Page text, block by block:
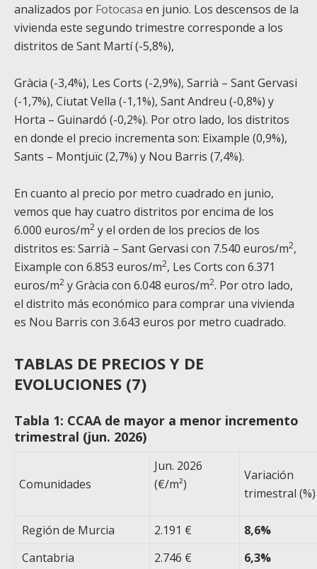
analizados por Fotocasa en junio. Los descensos de la
vivienda este segundo trimestre corresponde a los
distritos de Sant Martí (-5,8%),
Gràcia (-3,4%), Les Corts (-2,9%), Sarrià – Sant Gervasi
(-1,7%), Ciutat Vella (-1,1%), Sant Andreu (-0,8%) y
Horta – Guinardó (-0,2%). Por otro lado, los distritos
en donde el precio incrementa son: Eixample (0,9%),
Sants – Montjuïc (2,7%) y Nou Barris (7,4%).
En cuanto al precio por metro cuadrado en junio,
vemos que hay cuatro distritos por encima de los
6.000 euros/m2 y el orden de los precios de los
distritos es: Sarrià – Sant Gervasi con 7.540 euros/m2,
Eixample con 6.853 euros/m2, Les Corts con 6.371
euros/m2 y Gràcia con 6.048 euros/m2. Por otro lado,
el distrito más económico para comprar una vivienda
es Nou Barris con 3.643 euros por metro cuadrado.
TABLAS DE PRECIOS Y DE
EVOLUCIONES (7)
Tabla 1: CCAA de mayor a menor incremento
trimestral (jun. 2026)
Comunidades
Jun. 2026
(€/m²)
Variación
trimestral (%)
Región de Murcia 2.191 €
8,6%
Cantabria
2.746 €
6,3%